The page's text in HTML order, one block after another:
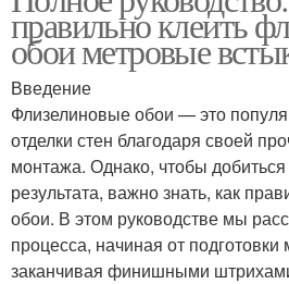
правильно клеить
обои метровые
Введение
Флизелиновые обои — это
отделки стен благодаря своей
монтажа. Однако, чтобы
результата, важно знать, как
обои. В этом руководстве мы
процесса, начиная от
заканчивая финишными